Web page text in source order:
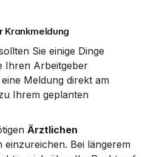
Krankmeldung
Sie einige Dinge
Ihren Arbeitgeber
Meldung direkt am
Ihrem geplanten
Ärztlichen
einzureichen. Bei längerem